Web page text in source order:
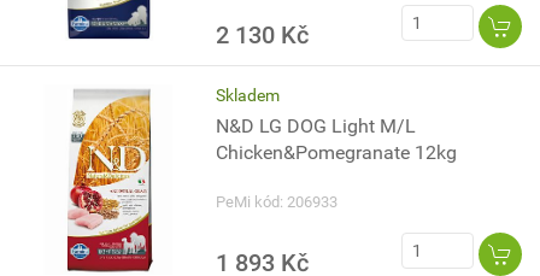
2 130 Kč
Skladem
N&D LG DOG Light M/L
Chicken&Pomegranate 12kg
PeMi kód: 206933
1 893 Kč